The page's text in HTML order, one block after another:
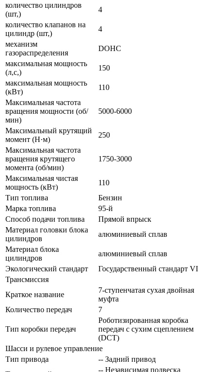
количество цилиндров
(шт,)
4
количество клапанов на
цилиндр (шт,)
4
механизм
газораспределения
DOHC
максимальная мощность
(л,с,)
150
максимальная мощность
(кВт)
110
Максимальная частота
вращения мощности (об/
мин)
5000-6000
Максимальный крутящий
момент (Н·м)
250
Максимальная частота
вращения крутящего
момента (об/мин)
1750-3000
Максимальная чистая
мощность (кВт)
110
Тип топлива
Бензин
Марка топлива
95-й
Способ подачи топлива
Прямой впрыск
Материал головки блока
цилиндров
алюминиевый сплав
Материал блока
цилиндров
алюминиевый сплав
Экологический стандарт
Государственный стандарт VI
Трансмиссия
Краткое название
7-ступенчатая сухая двойная
муфта
Количество передач
7
Тип коробки передач
Роботизированная коробка
передач с сухим сцеплением
(DCT)
Шасси и рулевое управление
Тип привода
-- Задний привод
-- Независимая подвеска